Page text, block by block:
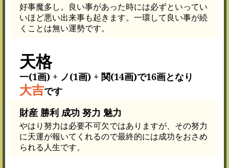
好事魔多し。良い事があった時には必ずといってい
いほど悪い出来事も起きます。一環して良い事が続
くことは無い運勢です。
天格
一(1画) + ノ(1画) + 関(14画)で16画となり
大吉です
財産 勝利 成功 努力 魅力
やはり努力は必要不可欠ではありますが、その努力
に天運が報いてくれるので最終的には成功をおさめ
られる人生です。